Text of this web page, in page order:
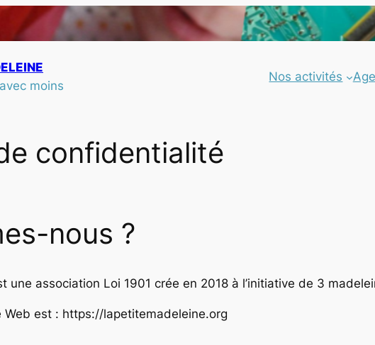
moins
Nos activités
confidentialité
nous ?
une association Loi 1901 crée en 2018 à l’initiative de 3
Web est : https://lapetitemadeleine.org